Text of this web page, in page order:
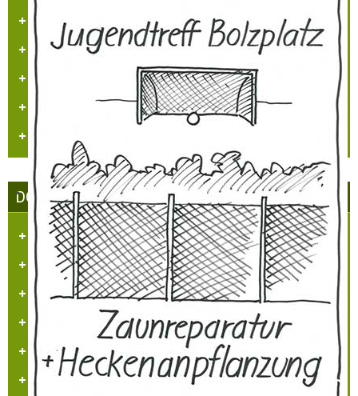
Heimatlied
Hülchrather Literatur
Heimatmaler P.M. Nellen
Vogelwelt in Hülchrath und Umgebung
DORFGEMEINSCHAFT HÜLCHRATH
Ziele des Vereins
Satzung
Tätigkeitsberichte
Partner und Sponsoren
Ansprechpartner
Beitrittserklärung